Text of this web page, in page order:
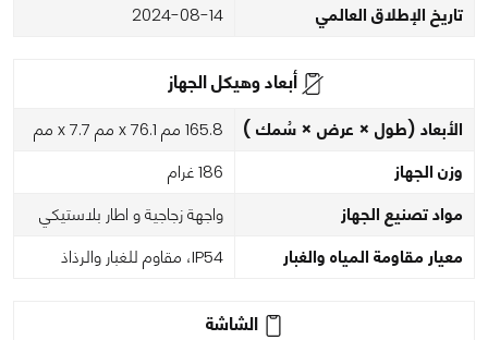
تاريخ الإطلاق العالمي 2024-08-14
أبعاد وهيكل الجهاز
الأبعاد (طول × عرض × سُمك ) 165.8 مم x 76.1 مم x 7.7 مم
وزن الجهاز 186 غرام
مواد تصنيع الجهاز واجهة زجاجية و اطار بلاستيكي
معيار مقاومة المياه والغبار IP54، مقاوم للغبار والرذاذ
الشاشة